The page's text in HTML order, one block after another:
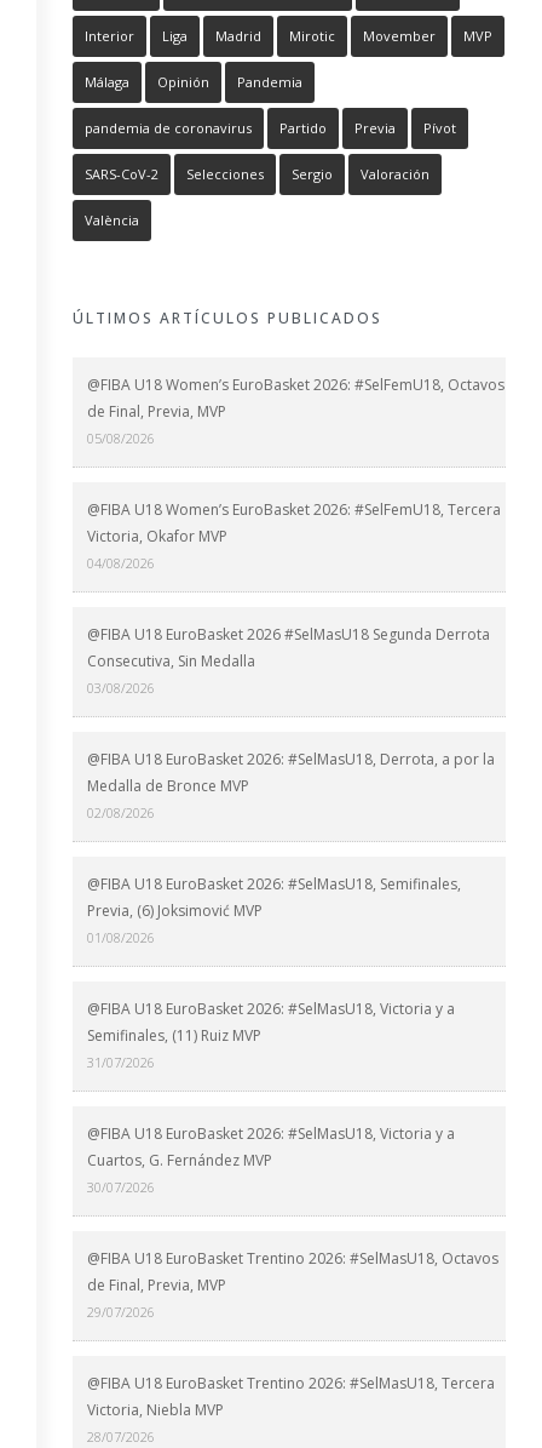
Interior Liga Madrid Mirotic Movember MVP
Málaga Opinión Pandemia
pandemia de coronavirus Partido Previa Pívot
SARS-CoV-2 Selecciones Sergio Valoración
València
ÚLTIMOS ARTÍCULOS PUBLICADOS
@FIBA U18 Women’s EuroBasket 2026: #SelFemU18, Octavos
de Final, Previa, MVP
05/08/2026
@FIBA U18 Women’s EuroBasket 2026: #SelFemU18, Tercera
Victoria, Okafor MVP
04/08/2026
@FIBA U18 EuroBasket 2026 #SelMasU18 Segunda Derrota
Consecutiva, Sin Medalla
03/08/2026
@FIBA U18 EuroBasket 2026: #SelMasU18, Derrota, a por la
Medalla de Bronce MVP
02/08/2026
@FIBA U18 EuroBasket 2026: #SelMasU18, Semifinales,
Previa, (6) Joksimović MVP
01/08/2026
@FIBA U18 EuroBasket 2026: #SelMasU18, Victoria y a
Semifinales, (11) Ruiz MVP
31/07/2026
@FIBA U18 EuroBasket 2026: #SelMasU18, Victoria y a
Cuartos, G. Fernández MVP
30/07/2026
@FIBA U18 EuroBasket Trentino 2026: #SelMasU18, Octavos
de Final, Previa, MVP
29/07/2026
@FIBA U18 EuroBasket Trentino 2026: #SelMasU18, Tercera
Victoria, Niebla MVP
28/07/2026